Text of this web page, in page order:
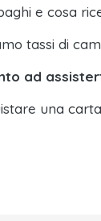
e cosa
tassi di
ad
una